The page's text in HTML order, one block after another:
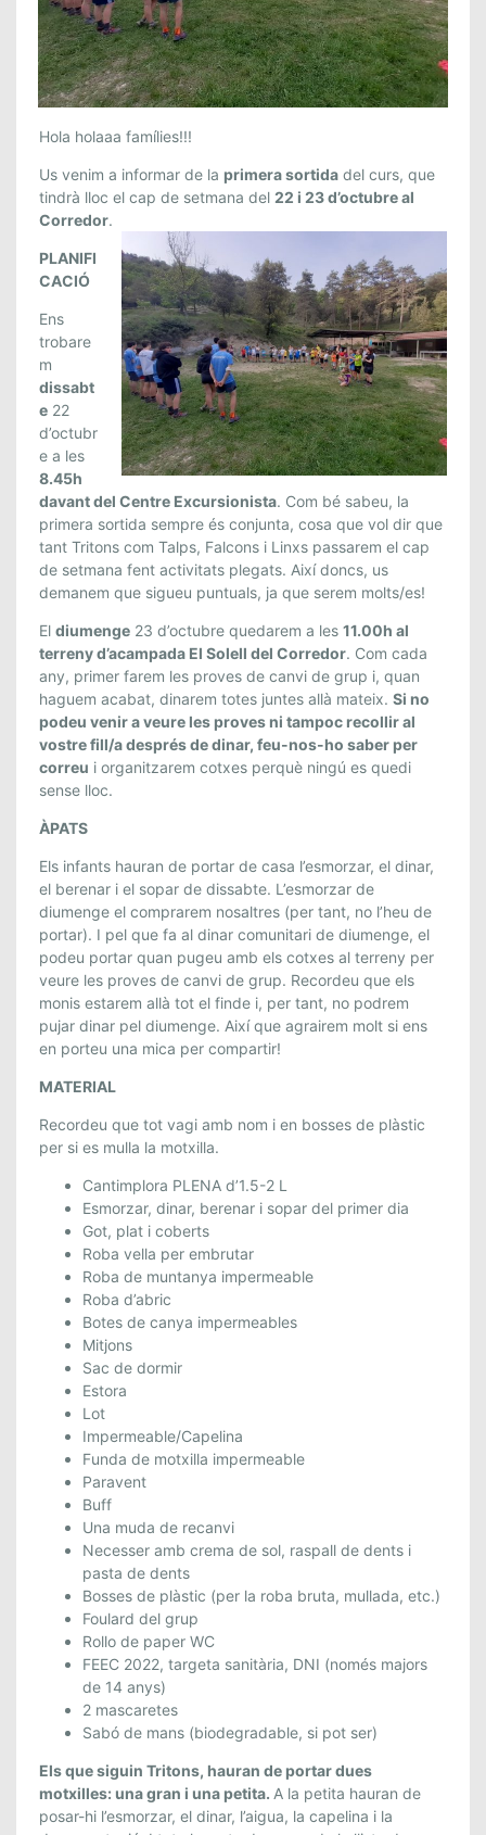
S
R
T
D
A
C
O
N
J
U
N
T
A
A
L
C
O
R
E
D
O
R
.
2
I
2
3
D
’
O
C
T
U
B
R
.
Hola holaaa famílies!!!
Us venim a informar de la primera sortida del curs, que
tindrà lloc el cap de setmana del 22 i 23 d’octubre al
Corredor.
PLANIFI
CACIÓ
Ens
trobare
m
dissabt
e 22
d’octubr
e a les
8.45h
davant del Centre Excursionista. Com bé sabeu, la
primera sortida sempre és conjunta, cosa que vol dir que
tant Tritons com Talps, Falcons i Linxs passarem el cap
de setmana fent activitats plegats. Així doncs, us
demanem que sigueu puntuals, ja que serem molts/es!
El diumenge 23 d’octubre quedarem a les 11.00h al
terreny d’acampada El Solell del Corredor. Com cada
any, primer farem les proves de canvi de grup i, quan
haguem acabat, dinarem totes juntes allà mateix. Si no
podeu venir a veure les proves ni tampoc recollir al
vostre fill/a després de dinar, feu-nos-ho saber per
correu i organitzarem cotxes perquè ningú es quedi
sense lloc.
ÀPATS
Els infants hauran de portar de casa l’esmorzar, el dinar,
el berenar i el sopar de dissabte. L’esmorzar de
diumenge el comprarem nosaltres (per tant, no l’heu de
portar). I pel que fa al dinar comunitari de diumenge, el
podeu portar quan pugeu amb els cotxes al terreny per
veure les proves de canvi de grup. Recordeu que els
monis estarem allà tot el finde i, per tant, no podrem
pujar dinar pel diumenge. Així que agrairem molt si ens
en porteu una mica per compartir!
MATERIAL
Recordeu que tot vagi amb nom i en bosses de plàstic
per si es mulla la motxilla.
Cantimplora PLENA d’1.5-2 L
Esmorzar, dinar, berenar i sopar del primer dia
Got, plat i coberts
Roba vella per embrutar
Roba de muntanya impermeable
Roba d’abric
Botes de canya impermeables
Mitjons
Sac de dormir
Estora
Lot
Impermeable/Capelina
Funda de motxilla impermeable
Paravent
Buff
Una muda de recanvi
Necesser amb crema de sol, raspall de dents i
pasta de dents
Bosses de plàstic (per la roba bruta, mullada, etc.)
Foulard del grup
Rollo de paper WC
FEEC 2022, targeta sanitària, DNI (només majors
de 14 anys)
2 mascaretes
Sabó de mans (biodegradable, si pot ser)
Els que siguin Tritons, hauran de portar dues
motxilles: una gran i una petita. A la petita hauran de
posar-hi l’esmorzar, el dinar, l’aigua, la capelina i la